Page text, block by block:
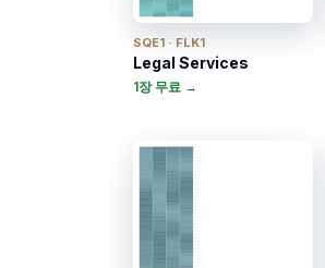
SQE1 · FLK1
Legal Services
1장 무료 →